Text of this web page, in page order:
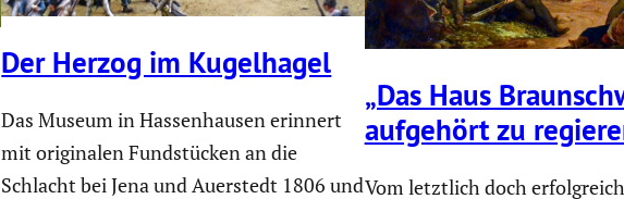
Der Herzog im Kugel­hagel
Das Museum in Hassen­hausen erinnert
mit origi­nalen Fundstü­cken an die
Schlacht bei Jena und Auerstedt 1806 und
„Das Haus
aufgehört zu
Vom letztlich doch